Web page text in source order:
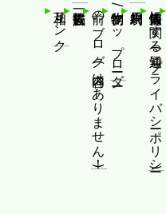
個人情報等に関する通知(プライバシーポリシー)
制作物/アップローダー
前のブログ(内容はありません！)
相互リンク